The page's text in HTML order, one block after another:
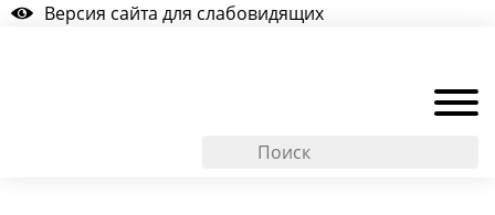
Версия сайта для слабовидящих